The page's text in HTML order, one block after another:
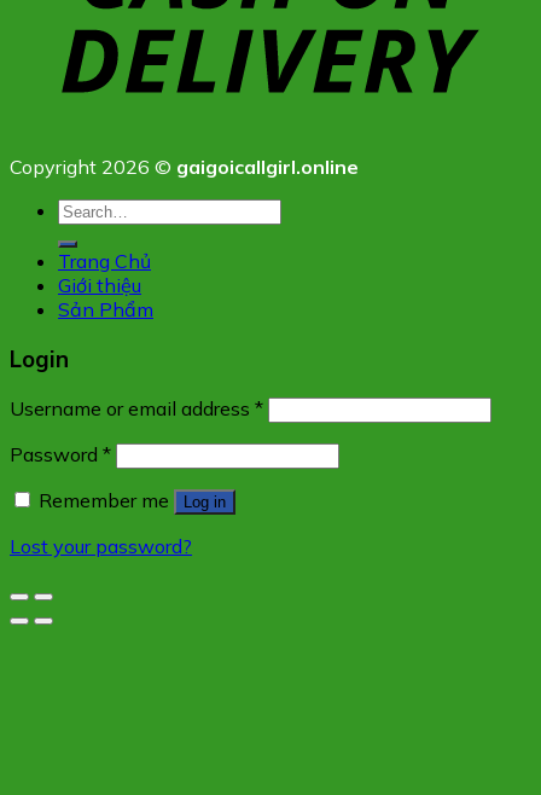
Copyright 2026 © gaigoicallgirl.online
Search
Trang Chủ
Giới thiệu
Sản Phẩm
Login
Username or email address *
Password *
Remember me
Log in
Lost your password?